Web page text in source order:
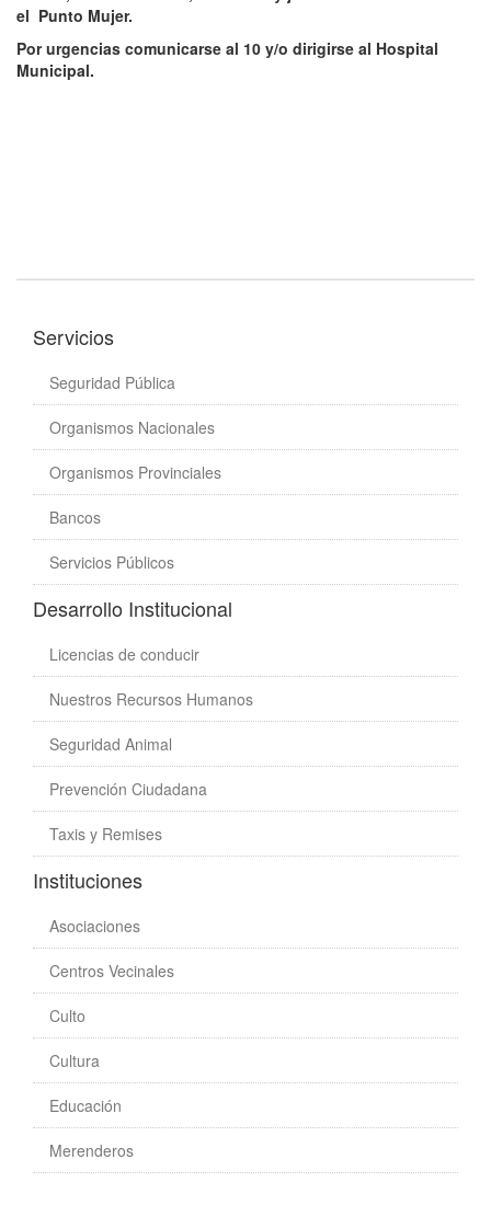
el Punto Mujer.
Por urgencias comunicarse al 10 y/o dirigirse al Hospital
Municipal.
Servicios
Seguridad Pública
Organismos Nacionales
Organismos Provinciales
Bancos
Servicios Públicos
Desarrollo Institucional
Licencias de conducir
Nuestros Recursos Humanos
Seguridad Animal
Prevención Ciudadana
Taxis y Remises
Instituciones
Asociaciones
Centros Vecinales
Culto
Cultura
Educación
Merenderos